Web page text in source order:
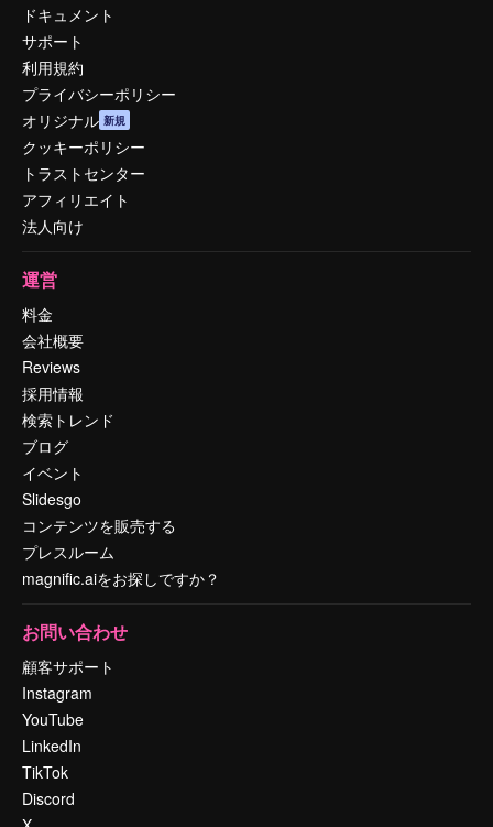
ドキュメント
サポート
利用規約
プライバシーポリシー
オリジナル 新規
クッキーポリシー
トラストセンター
アフィリエイト
法人向け
運営
料金
会社概要
Reviews
採用情報
検索トレンド
ブログ
イベント
Slidesgo
コンテンツを販売する
プレスルーム
magnific.aiをお探しですか？
お問い合わせ
顧客サポート
Instagram
YouTube
LinkedIn
TikTok
Discord